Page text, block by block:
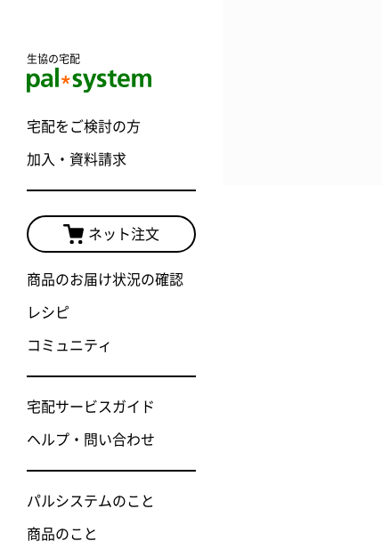
生協の宅配
宅配をご検討の方
加入・資料請求
ネット注文
商品のお届け状況の確認
レシピ
コミュニティ
宅配サービスガイド
ヘルプ・問い合わせ
パルシステムのこと
商品のこと